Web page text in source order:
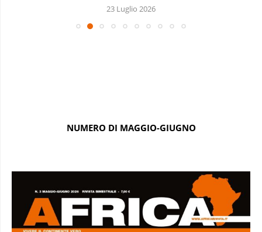
23 Luglio 2026
NUMERO DI MAGGIO-GIUGNO